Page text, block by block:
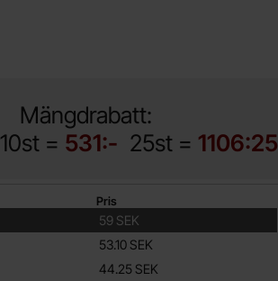
Mängdrabatt:
10st = 531:- 25st = 1106:25
Pris
59 SEK
53.10 SEK
44.25 SEK